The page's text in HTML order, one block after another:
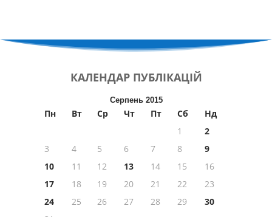
КАЛЕНДАР ПУБЛІКАЦІЙ
Серпень 2015
Пн Вт Ср Чт Пт Сб
Нд
1
2
3
4 5 6 7 8
9
10
11 12 13 14 15
16
17
18 19 20 21 22
23
24
25 26 27 28 29
30